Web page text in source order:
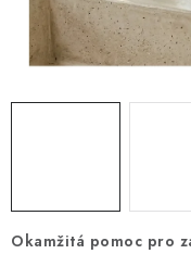
VÝMĚNA, VRÁCENÍ A
O nás Kontakty
Výměna, vrácení a
FAQ
Okamžitá pomoc pro